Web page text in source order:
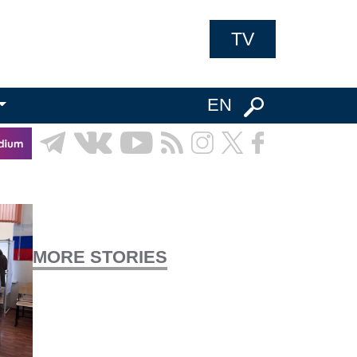
TV
EN
MORE STORIES